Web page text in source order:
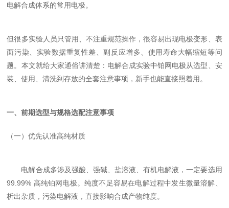
电解合成体系的常用电极。
但很多实验人员只管用、不注重规范操作，很容易出现电极变形、表
面污染、实验数据重复性差、副反应增多、使用寿命大幅缩短等问
题。本文就给大家通俗讲清楚：电解合成实验中铂网电极从选型、安
装、使用、清洗到存放的全套注意事项，新手也能直接照着用。
一、前期选型与规格选配注意事项
（一）优先认准高纯材质
电解合成多涉及强酸、强碱、盐溶液、有机电解液，一定要选用
99.99% 高纯铂网电极。纯度不足容易在电解过程中发生微量溶解、
析出杂质，污染电解液，直接影响合成产物纯度。